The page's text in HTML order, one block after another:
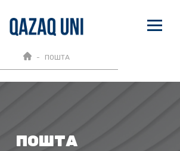
ПОШТА
ПОШТА